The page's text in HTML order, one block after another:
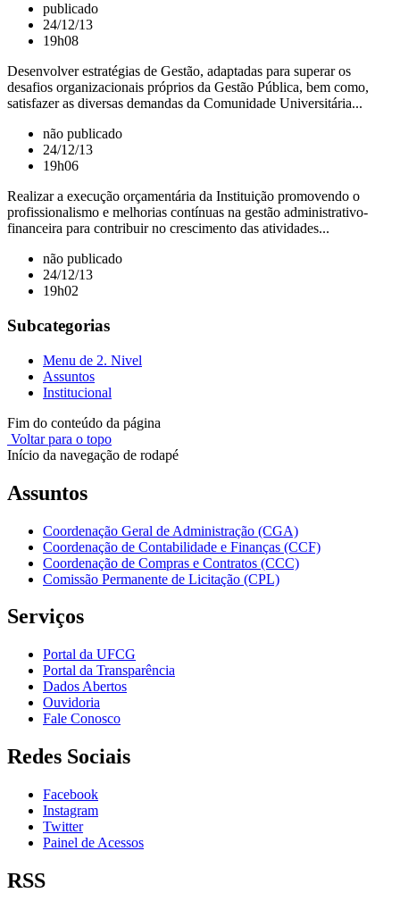
publicado
24/12/13
19h08
Desenvolver estratégias de Gestão, adaptadas para superar os
desafios organizacionais próprios da Gestão Pública, bem como,
satisfazer as diversas demandas da Comunidade Universitária...
não publicado
24/12/13
19h06
Realizar a execução orçamentária da Instituição promovendo o
profissionalismo e melhorias contínuas na gestão administrativo-
financeira para contribuir no crescimento das atividades...
não publicado
24/12/13
19h02
Subcategorias
Menu de 2. Nivel
Assuntos
Institucional
Fim do conteúdo da página
Voltar para o topo
Início da navegação de rodapé
Assuntos
Coordenação Geral de Administração (CGA)
Coordenação de Contabilidade e Finanças (CCF)
Coordenação de Compras e Contratos (CCC)
Comissão Permanente de Licitação (CPL)
Serviços
Portal da UFCG
Portal da Transparência
Dados Abertos
Ouvidoria
Fale Conosco
Redes Sociais
Facebook
Instagram
Twitter
Painel de Acessos
RSS